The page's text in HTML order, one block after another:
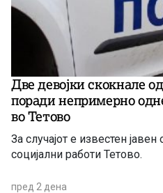
Две девојки скокнале
поради непримерно
во Тетово
За случајот е известен
социјални работи Тетово.
пред 2 дена